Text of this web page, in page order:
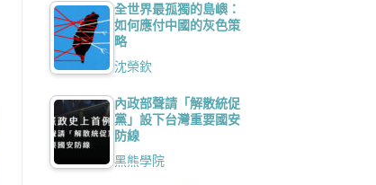
全世界最孤獨的島嶼：
如何應付中國的灰色策
略
沈榮欽
內政部聲請「解散統促
黨」設下台灣重要國安
防線
黑熊學院